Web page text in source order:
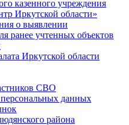
казенного учреждения
Иркутской области»
о выявлении
ранее учтенных объектов
Иркутской области
СВО
данных
района